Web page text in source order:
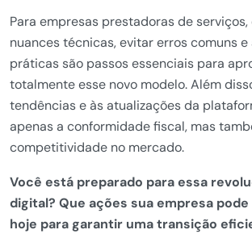
Para empresas prestadoras de
nuances técnicas, evitar erros comuns
práticas são passos essenciais para
totalmente esse novo modelo. Além
tendências e às atualizações da
apenas a conformidade fiscal, mas
competitividade no mercado.
Você está preparado para essa
digital? Que ações sua empresa
hoje para garantir uma transição